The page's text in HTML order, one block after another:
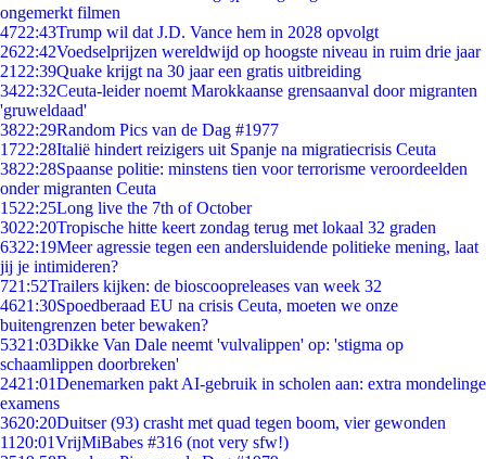
ongemerkt filmen
4722:43Trump wil dat J.D. Vance hem in 2028 opvolgt
2622:42Voedselprijzen wereldwijd op hoogste niveau in ruim drie jaar
21 22:39Quake krijgt na 30 jaar een gratis uitbreiding
3422:32Ceuta-leider noemt Marokkaanse grensaanval door migranten
'gruweldaad'
3822:29Random Pics van de Dag #1977
1722:28Italië hindert reizigers uit Spanje na migratiecrisis Ceuta
3822:28Spaanse politie: minstens tien voor terrorisme veroordeelden
onder migranten Ceuta
1522:25Long live the 7th of October
3022:20Tropische hitte keert zondag terug met lokaal 32 graden
6322:19Meer agressie tegen een andersluidende politieke mening, laat
jij je intimideren?
721:52Trailers kijken: de bioscoopreleases van week 32
4621:30Spoedberaad EU na crisis Ceuta, moeten we onze
buitengrenzen beter bewaken?
5321:03Dikke Van Dale neemt 'vulvalippen' op: 'stigma op
schaamlippen doorbreken'
2421:01Denemarken pakt AI-gebruik in scholen aan: extra mondelinge
examens
3620:20Duitser (93) crasht met quad tegen boom, vier gewonden
11 20:01VrijMiBabes #316 (not very sfw!)